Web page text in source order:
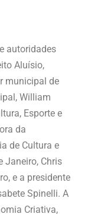
autoridades
Aluísio,
municipal de
William
Esporte e
da
de Cultura e
Janeiro, Chris
e a presidente
Spinelli. A
Criativa,